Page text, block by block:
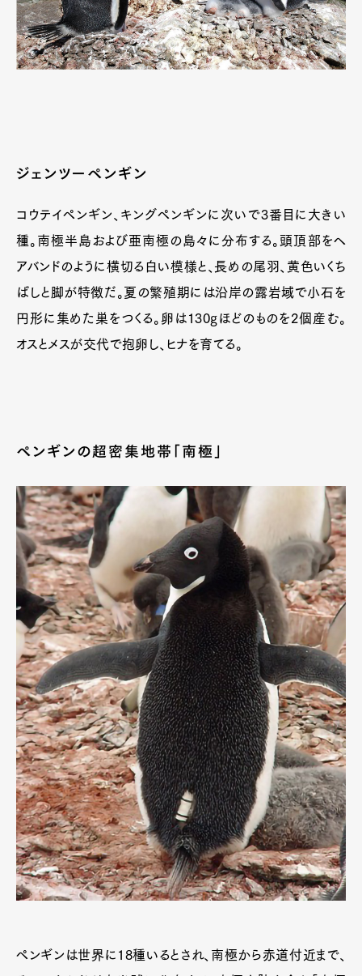
ジェンツーペンギン
コウテイペンギン、キングペンギンに次いで3番目に大きい
種。南極半島および亜南極の島々に分布する。頭頂部をヘ
アバンドのように横切る白い模様と、長めの尾羽、黄色いくち
ばしと脚が特徴だ。夏の繁殖期には沿岸の露岩域で小石を
円形に集めた巣をつくる。卵は130gほどのものを2個産む。
オスとメスが交代で抱卵し、ヒナを育てる。
ペンギンの超密集地帯「南極」
ペンギンは世界に18種いるとされ、南極から赤道付近まで、